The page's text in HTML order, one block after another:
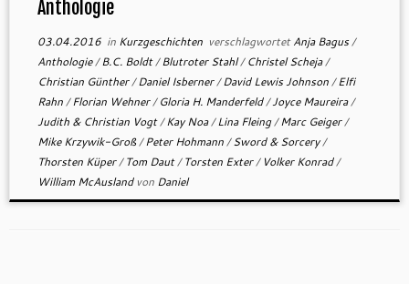
Anthologie
03.04.2016in Kurzgeschichten verschlagwortetAnja Bagus/
Anthologie/B.C. Boldt/Blutroter Stahl/Christel Scheja/
Christian Günther/Daniel Isberner/David Lewis Johnson/Elfi
Rahn/Florian Wehner/Gloria H. Manderfeld/Joyce Maureira/
Judith & Christian Vogt/Kay Noa/Lina Fleing/Marc Geiger/
Mike Krzywik-Groß/Peter Hohmann/Sword & Sorcery/
Thorsten Küper/Tom Daut/Torsten Exter/ Volker Konrad/
William McAusland von Daniel